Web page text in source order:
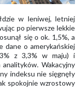
w leniwej, letniej
po pierwsze lekkie
się o ok. 1,5%, a
dane o amerykańskiej
z 3,3% w maju) i
Wakacyjny
indeksu nie sięgnęły
spokojnie wzrostowy